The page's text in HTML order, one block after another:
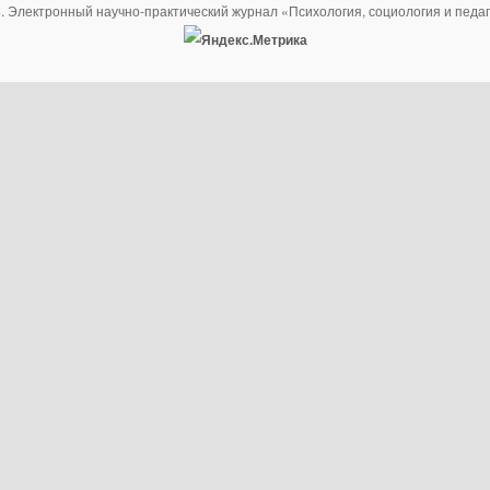
Электронный научно-практический журнал «Психология, социология и